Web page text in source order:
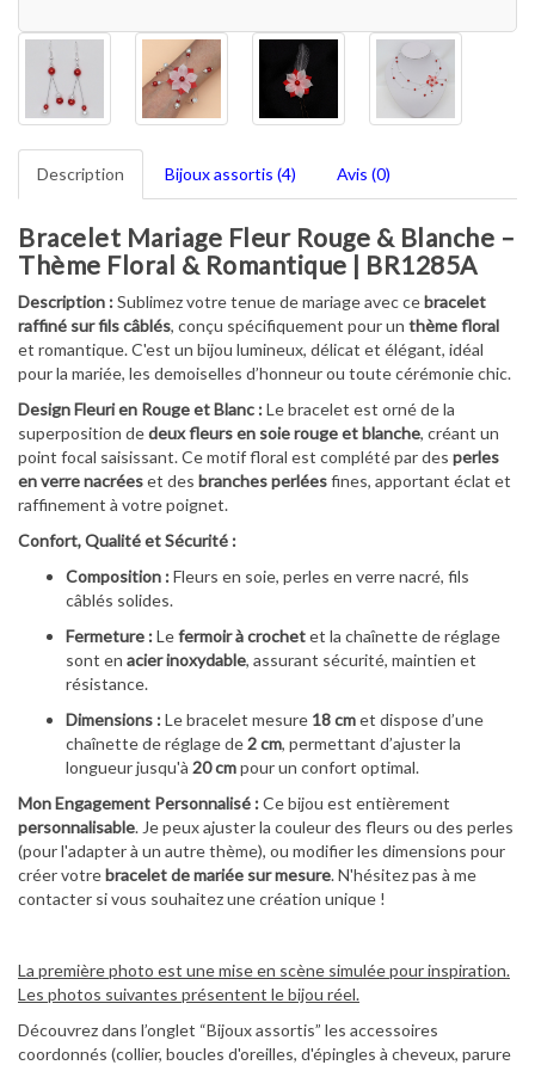
Description Bijoux assortis (4) Avis (0)
Bracelet Mariage Fleur Rouge & Blanche –
Thème Floral & Romantique | BR1285A
Description :Sublimez votre tenue de mariage avec cebracelet
raffiné sur fils câblés, conçu spécifiquement pour un thème floral
et romantique. C'est un bijou lumineux, délicat et élégant, idéal
pour la mariée, les demoiselles d’honneur ou toute cérémonie chic.
Design Fleuri en Rouge et Blanc :Le bracelet est orné de la
superposition dedeux fleurs en soie rouge et blanche, créant un
point focal saisissant. Ce motif floral est complété par des perles
en verre nacréeset des branches perléesfines, apportant éclat et
raffinement à votre poignet.
Confort, Qualité et Sécurité :
Composition :Fleurs en soie, perles en verre nacré, fils
câblés solides.
Fermeture :Lefermoir à crochetet la chaînette de réglage
sont en acier inoxydable, assurant sécurité, maintien et
résistance.
Dimensions :Le bracelet mesure 18 cmet dispose d’une
chaînette de réglage de2 cm, permettant d’ajuster la
longueur jusqu'à 20 cmpour un confort optimal.
Mon Engagement Personnalisé :Ce bijou est entièrement
personnalisable. Je peux ajuster la couleur des fleurs ou des perles
(pour l'adapter à un autre thème), ou modifier les dimensions pour
créer votrebracelet de mariée sur mesure. N'hésitez pas à me
contacter si vous souhaitez une création unique !
La première photo est une mise en scène simulée pour inspiration.
Les photos suivantes présentent le bijou réel.
Découvrez dans l’onglet “Bijoux assortis” les accessoires
coordonnés (collier, boucles d'oreilles, d'épingles à cheveux, parure